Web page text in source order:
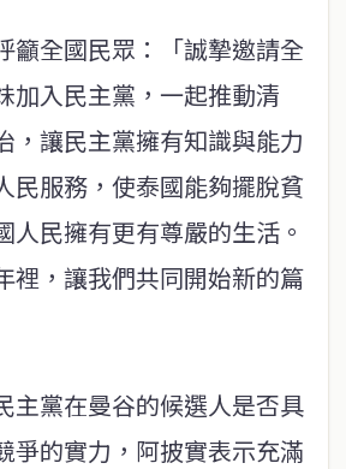
籲全國民眾：「誠摯邀請全
加入民主黨，一起推動清
，讓民主黨擁有知識與能力
民服務，使泰國能夠擺脫貧
人民擁有更有尊嚴的生活。
裡，讓我們共同開始新的篇
主黨在曼谷的候選人是否具
爭的實力，阿披實表示充滿